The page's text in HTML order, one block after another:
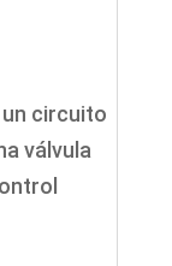
circuito
válvula